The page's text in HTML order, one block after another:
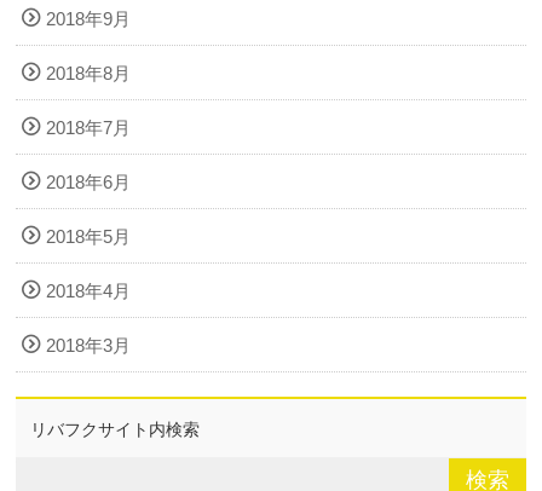
2018年9月
2018年8月
2018年7月
2018年6月
2018年5月
2018年4月
2018年3月
リバフクサイト内検索